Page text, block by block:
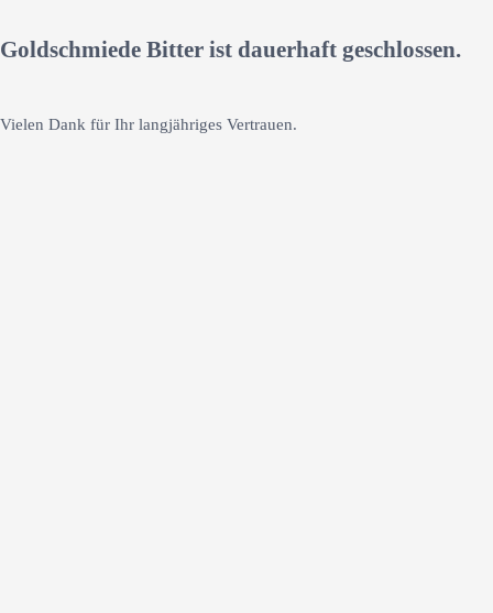
Goldschmiede Bitter ist dauerhaft geschlossen.
Vielen Dank für Ihr langjähriges Vertrauen.